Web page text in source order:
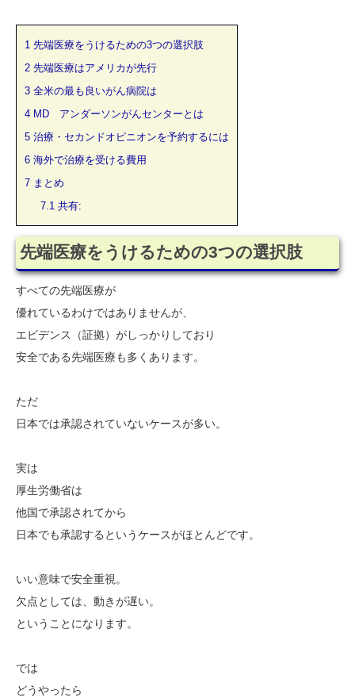
1 先端医療をうけるための3つの選択肢
2 先端医療はアメリカが先行
3 全米の最も良いがん病院は
4 MD アンダーソンがんセンターとは
5 治療・セカンドオピニオンを予約するには
6 海外で治療を受ける費用
7 まとめ
7.1共有:
先端医療をうけるための3つの選択肢
すべての先端医療が
優れているわけではありませんが、
エビデンス（証拠）がしっかりしており
安全である先端医療も多くあります。
ただ
日本では承認されていないケースが多い。
実は
厚生労働省は
他国で承認されてから
日本でも承認するというケースがほとんどです。
いい意味で安全重視。
欠点としては、動きが遅い。
ということになります。
では
どうやったら